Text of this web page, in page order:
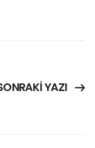
YAZI